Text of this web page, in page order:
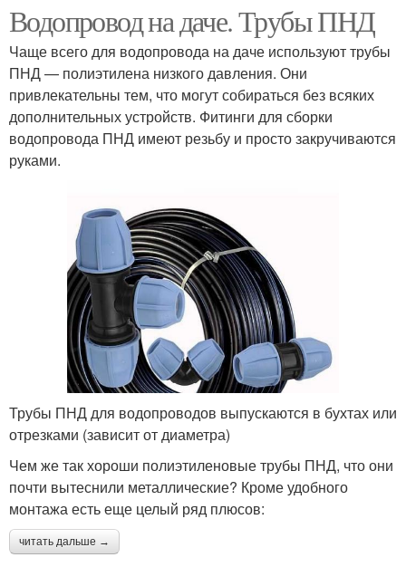
Водопровод на даче. Трубы ПНД
Чаще всего для водопровода на даче используют трубы
ПНД — полиэтилена низкого давления. Они
привлекательны тем, что могут собираться без всяких
дополнительных устройств. Фитинги для сборки
водопровода ПНД имеют резьбу и просто закручиваются
руками.
Трубы ПНД для водопроводов выпускаются в бухтах или
отрезками (зависит от диаметра)
Чем же так хороши полиэтиленовые трубы ПНД, что они
почти вытеснили металлические? Кроме удобного
монтажа есть еще целый ряд плюсов:
читать дальше →